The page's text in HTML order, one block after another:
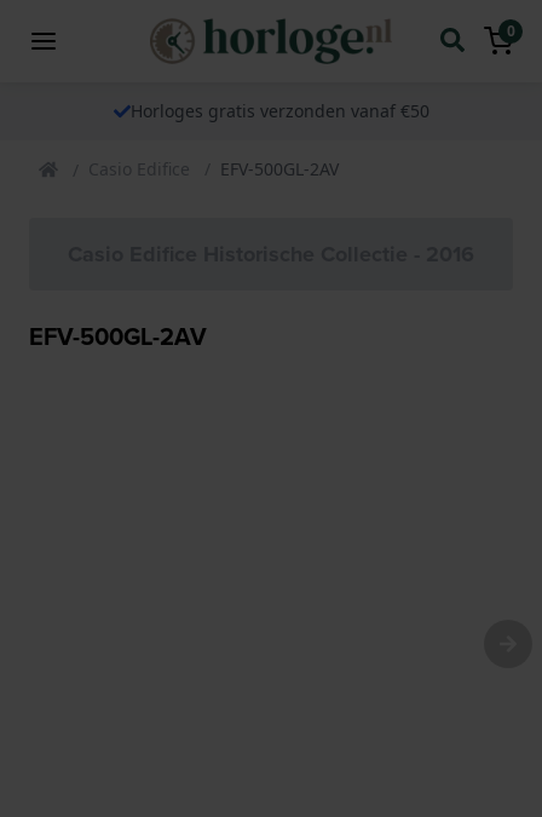
0
Horloges gratis verzonden vanaf €50
Casio Edifice EFV-500GL-2AV
EFV-500GL-2AV